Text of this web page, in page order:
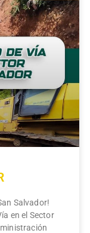
Salvador!
en el Sector